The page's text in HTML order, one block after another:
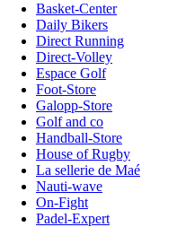
Basket-Center
Daily Bikers
Direct Running
Direct-Volley
Espace Golf
Foot-Store
Galopp-Store
Golf and co
Handball-Store
House of Rugby
La sellerie de Maé
Nauti-wave
On-Fight
Padel-Expert